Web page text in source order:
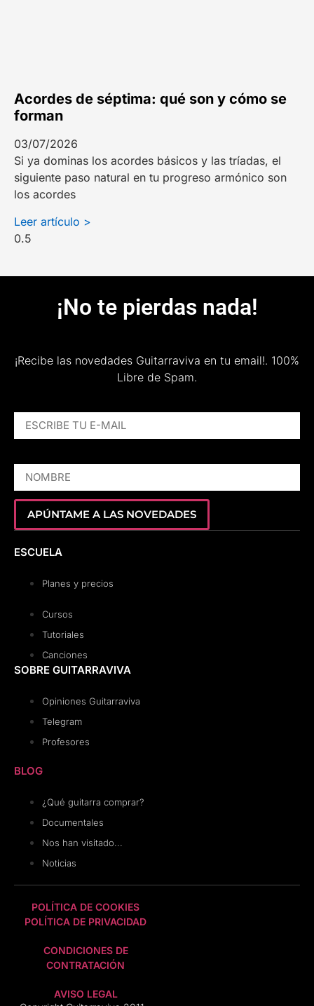
Acordes de séptima: qué son y cómo se
forman
03/07/2026
Si ya dominas los acordes básicos y las tríadas, el
siguiente paso natural en tu progreso armónico son
los acordes
Leer artículo >
¡No te pierdas nada!
¡Recibe las novedades Guitarraviva en tu email!. 100%
Libre de Spam.
APÚNTAME A LAS NOVEDADES
ESCUELA
Planes y precios
Cursos
Tutoriales
Canciones
SOBRE GUITARRAVIVA
Opiniones Guitarraviva
Telegram
Profesores
BLOG
¿Qué guitarra comprar?
Documentales
Nos han visitado...
Noticias
POLÍTICA DE COOKIES
POLÍTICA DE PRIVACIDAD
CONDICIONES DE
CONTRATACIÓN
AVISO LEGAL